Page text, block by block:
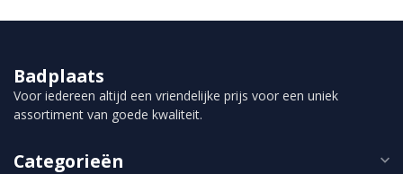
Badplaats
Voor iedereen altijd een vriendelijke prijs voor een uniek
assortiment van goede kwaliteit.
Categorieën